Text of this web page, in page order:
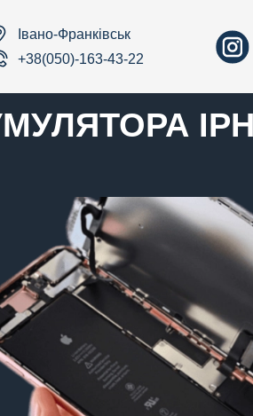
Івано-Франківськ
+38(050)-163-43-22